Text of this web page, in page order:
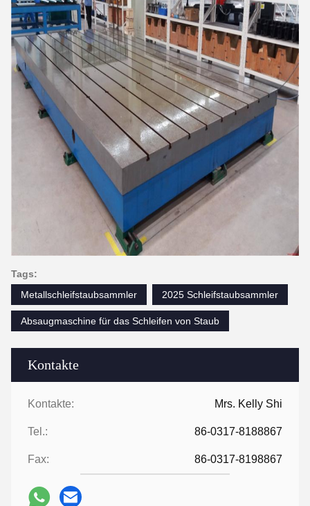
Kontakte
Kontakte: Mrs. Kelly Shi
Tel.: 86-0317-8188867
Fax: 86-0317-8198867
Tags:
Metallschleifstaubsammler
2025 Schleifstaubsammler
Absaugmaschine für das Schleifen von Staub